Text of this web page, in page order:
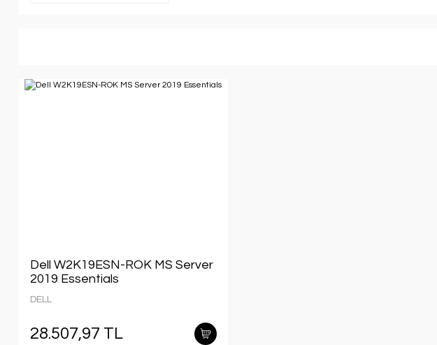
Dell W2K19ESN-ROK MS Server
2019 Essentials
DELL
28.507,97 TL